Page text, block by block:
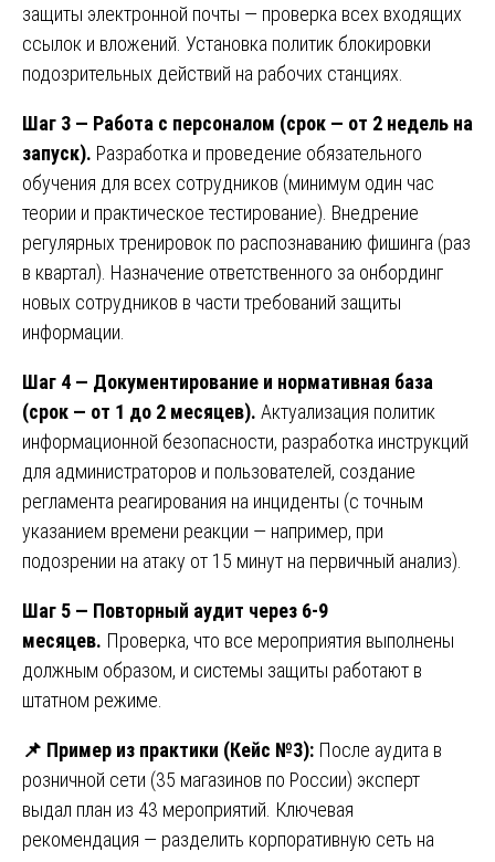
защиты электронной почты — проверка всех входящих
ссылок и вложений. Установка политик блокировки
подозрительных действий на рабочих станциях.
Шаг 3 — Работа с персоналом (срок — от 2 недель на
запуск). Разработка и проведение обязательного
обучения для всех сотрудников (минимум один час
теории и практическое тестирование). Внедрение
регулярных тренировок по распознаванию фишинга (раз
в квартал). Назначение ответственного за онбординг
новых сотрудников в части требований защиты
информации.
Шаг 4 — Документирование и нормативная база
(срок — от 1 до 2 месяцев). Актуализация политик
информационной безопасности, разработка инструкций
для администраторов и пользователей, создание
регламента реагирования на инциденты (с точным
указанием времени реакции — например, при
подозрении на атаку от 15 минут на первичный анализ).
Шаг 5 — Повторный аудит через 6-9
месяцев. Проверка, что все мероприятия выполнены
должным образом, и системы защиты работают в
штатном режиме.
📌 Пример из практики (Кейс №3): После аудита в
розничной сети (35 магазинов по России) эксперт
выдал план из 43 мероприятий. Ключевая
рекомендация — разделить корпоративную сеть на